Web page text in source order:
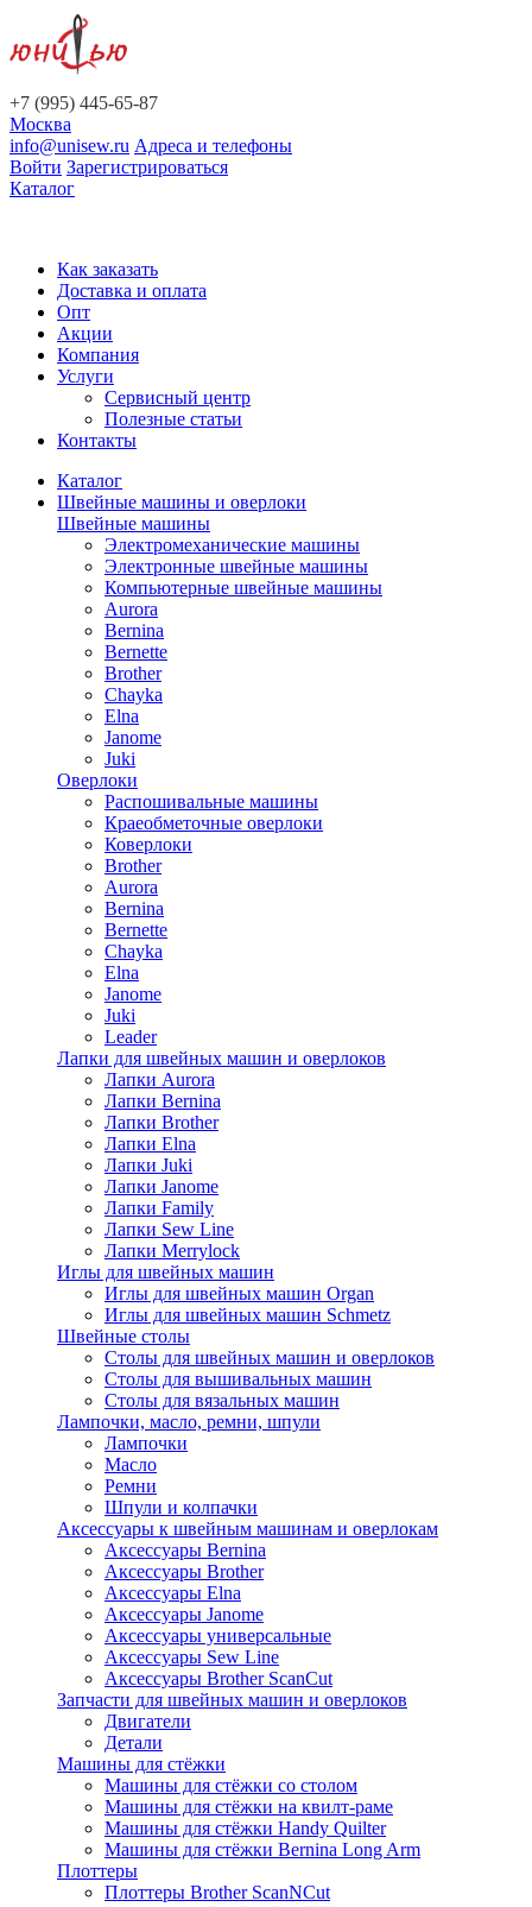
+7 (995) 445-65-87
Москва
info@unisew.ru Адреса и телефоны
Войти Зарегистрироваться
Каталог
Как заказать
Доставка и оплата
Опт
Акции
Компания
Услуги
Сервисный центр
Полезные статьи
Контакты
Каталог
Швейные машины и оверлоки
Швейные машины
Электромеханические машины
Электронные швейные машины
Компьютерные швейные машины
Aurora
Bernina
Bernette
Brother
Chayka
Elna
Janome
Juki
Оверлоки
Распошивальные машины
Краеобметочные оверлоки
Коверлоки
Brother
Aurora
Bernina
Bernette
Chayka
Elna
Janome
Juki
Leader
Лапки для швейных машин и оверлоков
Лапки Aurora
Лапки Bernina
Лапки Brother
Лапки Elna
Лапки Juki
Лапки Janome
Лапки Family
Лапки Sew Line
Лапки Merrylock
Иглы для швейных машин
Иглы для швейных машин Organ
Иглы для швейных машин Schmetz
Швейные столы
Столы для швейных машин и оверлоков
Столы для вышивальных машин
Столы для вязальных машин
Лампочки, масло, ремни, шпули
Лампочки
Масло
Ремни
Шпули и колпачки
Аксессуары к швейным машинам и оверлокам
Аксессуары Bernina
Аксессуары Brother
Аксессуары Elna
Аксессуары Janome
Аксессуары универсальные
Аксессуары Sew Line
Аксессуары Brother ScanCut
Запчасти для швейных машин и оверлоков
Двигатели
Детали
Машины для стёжки
Машины для стёжки со столом
Машины для стёжки на квилт-раме
Машины для стёжки Handy Quilter
Машины для стёжки Bernina Long Arm
Плоттеры
Плоттеры Brother ScanNCut